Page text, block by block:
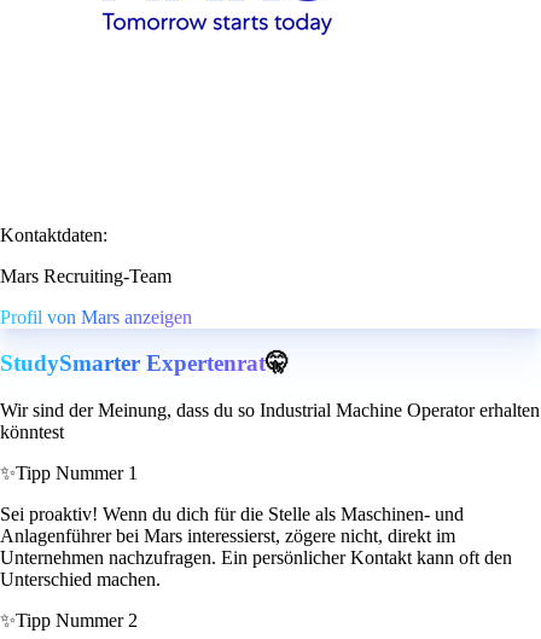
Kontaktdaten:
Mars Recruiting-Team
Profil von Mars anzeigen
StudySmarter Expertenrat🤫
Wir sind der Meinung, dass du so Industrial Machine Operator erhalten
könntest
✨Tipp Nummer 1
Sei proaktiv! Wenn du dich für die Stelle als Maschinen- und
Anlagenführer bei Mars interessierst, zögere nicht, direkt im
Unternehmen nachzufragen. Ein persönlicher Kontakt kann oft den
Unterschied machen.
✨Tipp Nummer 2